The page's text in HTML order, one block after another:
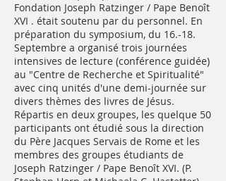
Fondation Joseph Ratzinger / Pape Benoît
XVI . était soutenu par du personnel. En
préparation du symposium, du 16.-18.
Septembre a organisé trois journées
intensives de lecture (conférence guidée)
au "Centre de Recherche et Spiritualité"
avec cinq unités d'une demi-journée sur
divers thèmes des livres de Jésus.
Répartis en deux groupes, les quelque 50
participants ont étudié sous la direction
du Père Jacques Servais de Rome et les
membres des groupes étudiants de
Joseph Ratzinger / Pape Benoît XVI. (P.